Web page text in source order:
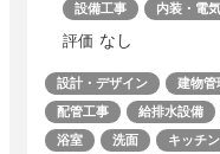
設備工事 内装・電
評価 なし
設計・デザイン 建物管
配管工事
給排水設備
浴室
洗面 キッチン